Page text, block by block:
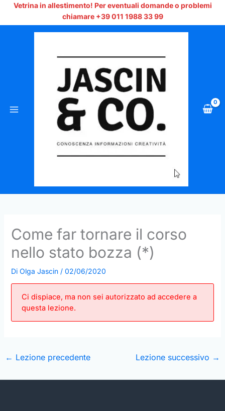
contenuto
Vetrina in allestimento! Per eventuali domande o problemi
chiamare +39 011 1988 33 99
Come far tornare il corso
nello stato bozza (*)
Di Olga Jascin / 02/06/2020
Ci dispiace, ma non sei autorizzato ad accedere a
questa lezione.
← Lezione precedente Lezione successivo →